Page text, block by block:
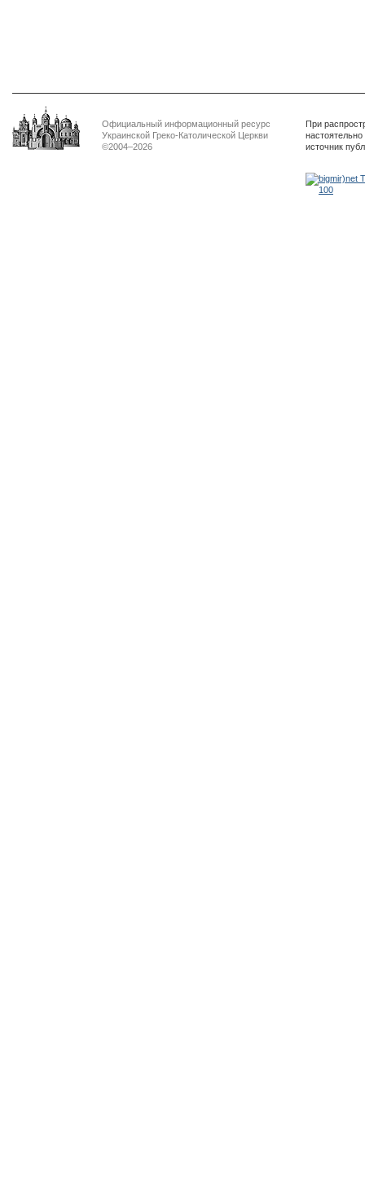
Официальный информационный ресурс
Украинской Греко-Католической Церкви
©2004–2026
При
источник